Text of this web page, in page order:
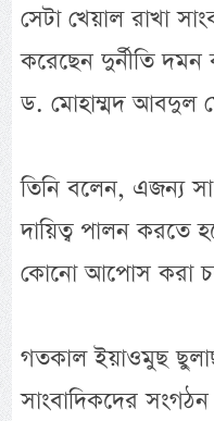
সেটা খেয়াল রাখা
করেছেন দুর্নীতি
ড. মোহাম্মদ আবদুল
তিনি বলেন, এজন্য
দায়িত্ব পালন করতে
কোনো আপোস করা
গতকাল ইয়াওমুছ
সাংবাদিকদের সংগঠন